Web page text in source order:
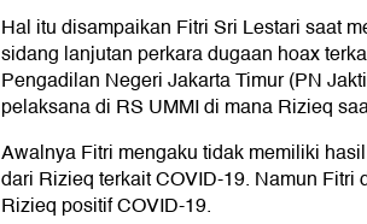
Hal itu disampaikan Fitri Sri Lestari saat
sidang lanjutan perkara dugaan hoax
Pengadilan Negeri Jakarta Timur (PN
pelaksana di RS UMMI di mana Rizieq
Awalnya Fitri mengaku tidak memiliki
dari Rizieq terkait COVID-19. Namun Fitri
Rizieq positif COVID-19.